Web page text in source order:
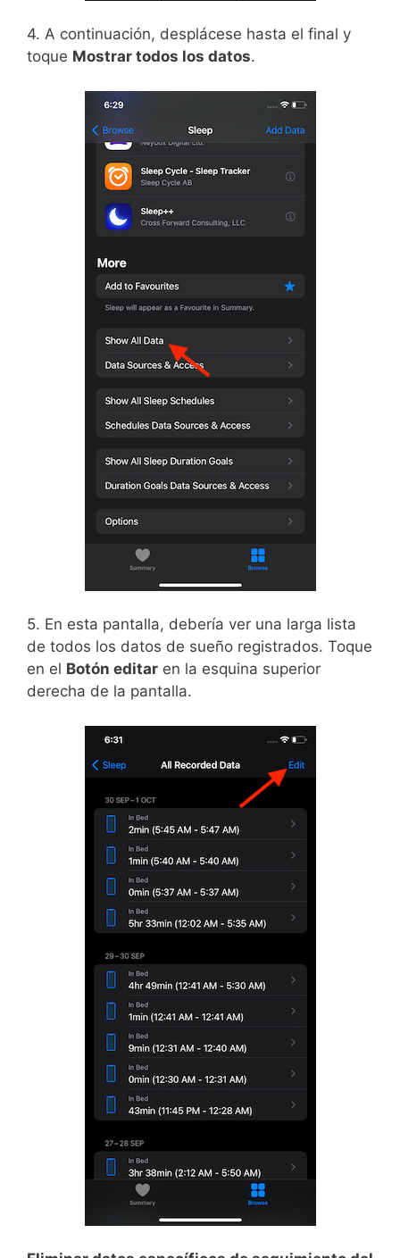
4. A continuación, desplácese hasta el final y
toque Mostrar todos los datos.
5. En esta pantalla, debería ver una larga lista
de todos los datos de sueño registrados. Toque
en el Botón editar en la esquina superior
derecha de la pantalla.